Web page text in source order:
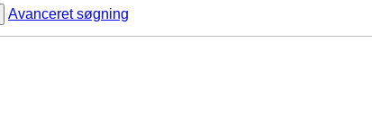
Avanceret søgning